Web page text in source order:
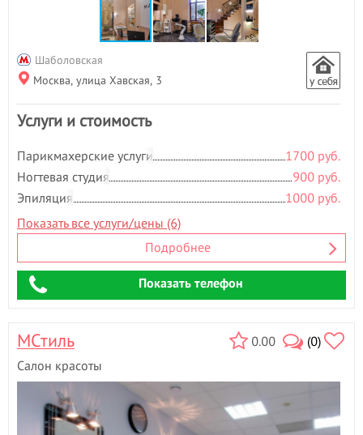
Шаболовская
Москва, улица Хавская, 3
Услуги и стоимость
Парикмахерские услуги
1700 руб.
Ногтевая студия
900 руб.
Эпиляция
1000 руб.
Показать все услуги/цены (6)
Подробнее
Показать телефон
0.00 (0)
МСтиль
Салон красоты